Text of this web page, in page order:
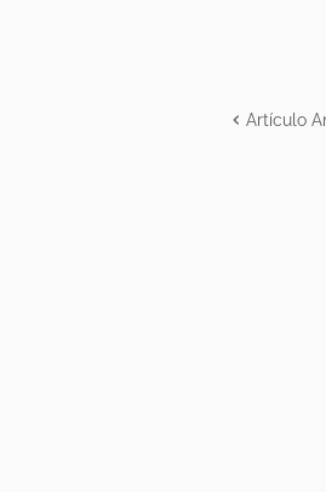
Artículo